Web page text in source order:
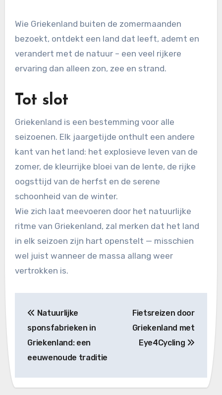
Wie Griekenland buiten de zomermaanden
bezoekt, ontdekt een land dat leeft, ademt en
verandert met de natuur – een veel rijkere
ervaring dan alleen zon, zee en strand.
Tot slot
Griekenland is een bestemming voor alle
seizoenen. Elk jaargetijde onthult een andere
kant van het land: het explosieve leven van de
zomer, de kleurrijke bloei van de lente, de rijke
oogsttijd van de herfst en de serene
schoonheid van de winter.
Wie zich laat meevoeren door het natuurlijke
ritme van Griekenland, zal merken dat het land
in elk seizoen zijn hart openstelt — misschien
wel juist wanneer de massa allang weer
vertrokken is.
navigatie
Natuurlijke
sponsfabrieken in
Griekenland: een
eeuwenoude traditie
Fietsreizen door
Griekenland met
Eye4Cycling